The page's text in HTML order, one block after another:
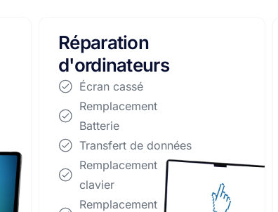
Réparation de
smartphone
Écran cassé
Remplacement
Batterie
Transfert de données
Remplacement
clavier
Remplacement